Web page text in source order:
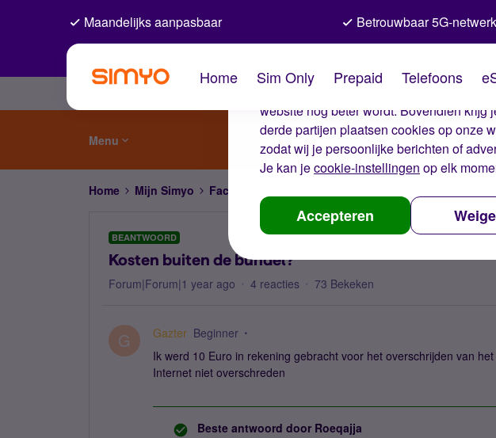
De cookies van Simyo
Wij gebruiken cookies op onze website.
website nog beter wordt. Bovendien krijg
derde partijen plaatsen cookies op onze
zodat wij je persoonlijke berichten of
Je kan jecookie-instellingen op elk
Accepteren
Maandelijks aanpasbaar Betrouwbaar 5G-
Home Sim Only Prepaid Telefoons
Menu
Home Mijn Simyo Factuur en betalen
BEANTWOORD
Kosten buiten de bundel?
Forum|Forum|1 year ago 4 reacties 73 Bekeken
G Gazter Beginner
Ik werd 10 Euro in rekening gebracht voor het overschrijden van
Internet niet overschreden
Beste antwoord door Roeqajja